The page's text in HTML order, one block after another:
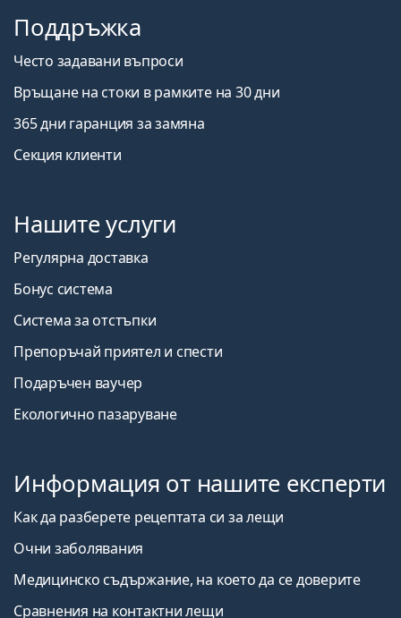
Поддръжка
Често задавани въпроси
Връщане на стоки в рамките на 30 дни
365 дни гаранция за замяна
Секция клиенти
Нашите услуги
Регулярна доставка
Бонус система
Система за отстъпки
Препоръчай приятел и спести
Подаръчен ваучер
Екологично пазаруване
Информация от нашите експерти
Как да разберете рецептата си за лещи
Очни заболявания
Медицинско съдържание, на което да се доверите
Сравнения на контактни лещи